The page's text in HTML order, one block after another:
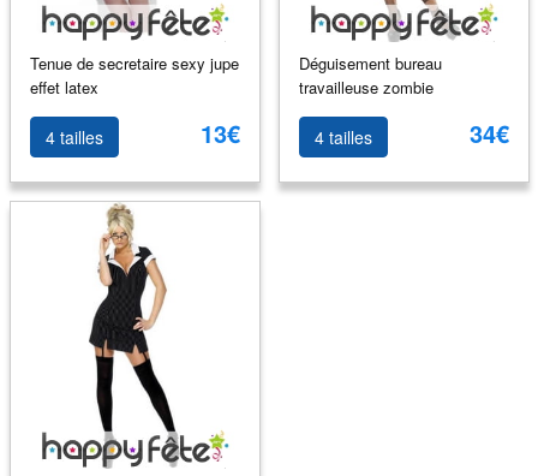
Tenue de secretaire sexy jupe
effet latex
4 tailles 13€
Déguisement bureau
travailleuse zombie
4 tailles 34€